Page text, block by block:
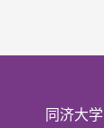
同济大学